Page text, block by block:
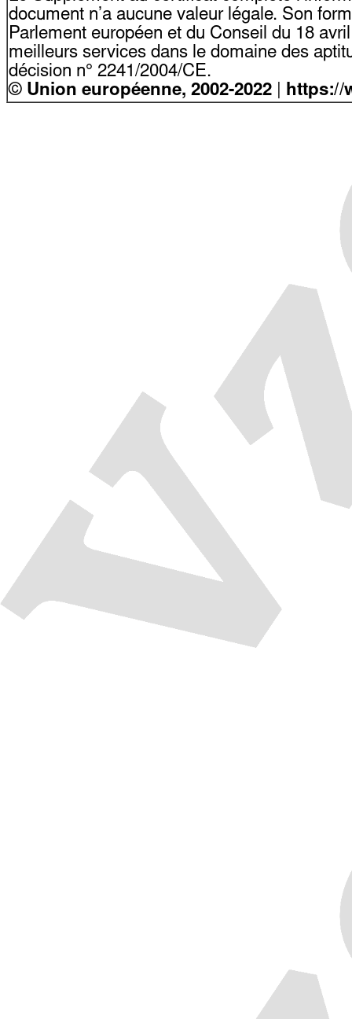
document n’a aucune valeur légale. Son
Parlement européen et du Conseil du 18
meilleurs services dans le domaine des
décision n° 2241/2004/CE.
© Union européenne, 2002-2022 https://